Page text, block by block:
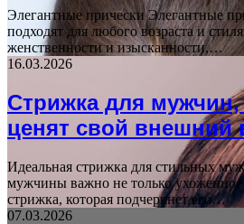
Элегантные прически Элегантные
подходят для любого возраста и
женственности и изысканности,…
16.03.2026
Стрижка для
ценят свой внешний
Идеальная стрижка для стильных
мужчины важно не только
стрижка, которая подчеркнет его…
07.03.2026